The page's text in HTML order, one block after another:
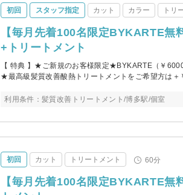
初回 スタッフ指定 カット カラー トリ
【毎月先着100名限定BYKARTE無
+トリートメント
【 特典 】★ご新規のお客様限定★BYKARTE（￥
★最高級髪質改善酸熱トリートメントをご希望方は
利用条件：髪質改善トリートメント/博多駅/個室
初回 カット トリートメント 60分
【毎月先着100名限定BYKARTE